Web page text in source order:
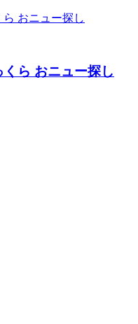
くら おニュー探し